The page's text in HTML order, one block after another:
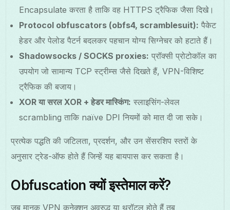
Encapsulate करता है ताकि वह HTTPS ट्रैफिक जैसा दिखे।
Protocol obfuscators (obfs4, scramblesuit): पैकेट
हेडर और पेलोड पैटर्न बदलकर पहचान योग्य सिग्नेचर को हटाते हैं।
Shadowsocks / SOCKS proxies: प्रॉक्सी प्रोटोकॉल का
उपयोग जो सामान्य TCP स्ट्रीम्स जैसे दिखते हैं, VPN-विशिष्ट
ट्रैफिक की बजाय।
XOR या सरल XOR + हेडर मास्किंग: स्लाइसिंग-लेवल
scrambling ताकि naïve DPI नियमों को मात दी जा सके।
प्रत्येक पद्धति की जटिलता, प्रदर्शन, और उन सेंसरशिप स्तरों के
अनुसार ट्रेड-ऑफ होते हैं जिन्हें यह बायपास कर सकता है।
Obfuscation क्यों इस्तेमाल करें?
जब मानक VPN कनेक्शन अवरुद्ध या थ्रॉटल होते हैं तब